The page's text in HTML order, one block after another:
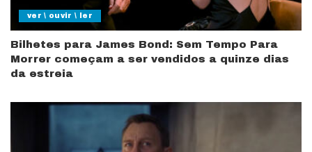
ver \ ouvir \ ler
Bilhetes para James Bond: Sem Tempo Para
Morrer começam a ser vendidos a quinze dias
da estreia